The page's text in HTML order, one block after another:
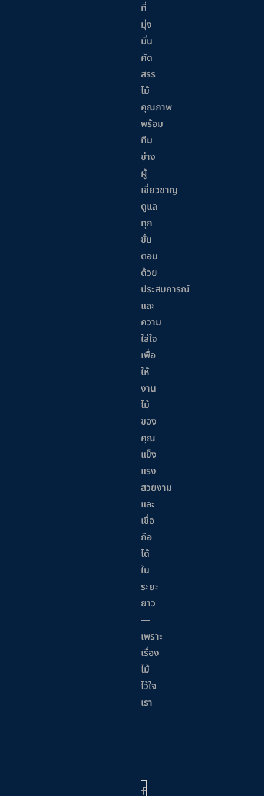
ที่
มุ่ง
มั่น
คัด
สรร
ไม้
คุณภาพ
พร้อม
ทีม
ช่าง
ผู้
เชี่ยวชาญ
ดูแล
ทุก
ขั้น
ตอน
ด้วย
ประสบการณ์
และ
ความ
ใส่ใจ
เพื่อ
ให้
งาน
ไม้
ของ
คุณ
แข็ง
แรง
สวยงาม
และ
เชื่อ
ถือ
ได้
ใน
ระยะ
ยาว
—
เพราะ
เรื่อง
ไม้
ไว้ใจ
เรา